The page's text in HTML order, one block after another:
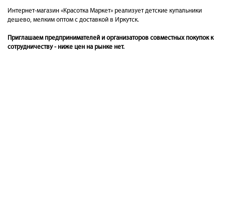
Интернет-магазин «Красотка Маркет» реализует детские купальники
дешево, мелким оптом с доставкой в Иркутск.
Приглашаем предпринимателей и организаторов совместных покупок к
сотрудничеству - ниже цен на рынке нет.